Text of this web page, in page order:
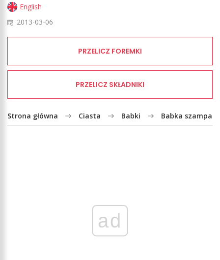
English
2013-03-06
PRZELICZ FOREMKI
PRZELICZ SKŁADNIKI
Strona główna Ciasta Babki Babka
ad